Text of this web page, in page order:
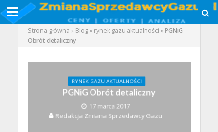
Strona główna » Blog» rynek gazu aktualności »PGNiG
Obrót detaliczny
RYNEK GAZU AKTUALNOŚCI
PGNiG Obrót detaliczny
17 marca 2017
Redakcja Zmiana Sprzedawcy Gazu